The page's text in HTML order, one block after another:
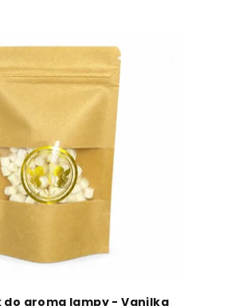
do aroma lampy - Vanilka